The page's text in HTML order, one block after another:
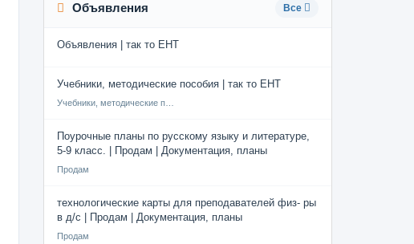
Объявления Все
Объявления | так то ЕНТ
Учебники, методические пособия | так то ЕНТ
Поурочные планы по русскому языку и литературе,
5-9 класс. | Продам | Документация, планы
Продам
технологические карты для преподавателей физ- ры
в д/с | Продам | Документация, планы
Продам